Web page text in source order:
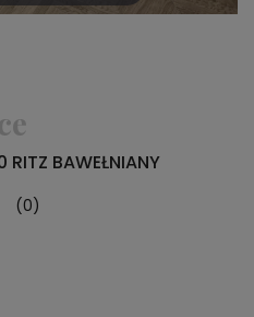
BAWEŁNIANY
(0)